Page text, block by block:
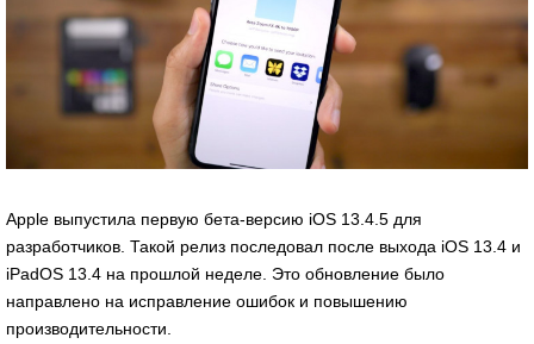
Apple выпустила первую бета-версию iOS 13.4.5 для
разработчиков. Такой релиз последовал после выхода iOS 13.4 и
iPadOS 13.4 на прошлой неделе. Это обновление было
направлено на исправление ошибок и повышению
производительности.